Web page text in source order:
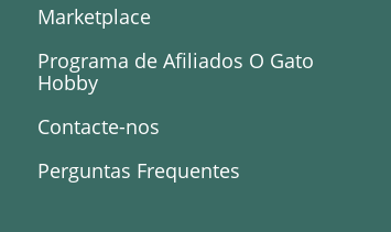
Marketplace
Programa de Afiliados O Gato
Hobby
Contacte-nos
Perguntas Frequentes